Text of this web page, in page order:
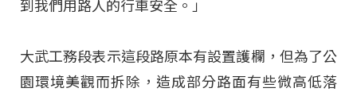
到我們用路人的行車安全。」
大武工務段表示這段路原本有設置護欄，但為了公
園環境美觀而拆除，造成部分路面有些微高低落